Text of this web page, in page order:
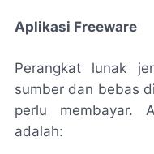
Aplikasi Freeware
Perangkat lunak
sumber dan bebas
perlu membayar.
adalah: